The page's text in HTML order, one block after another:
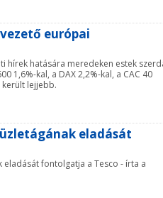
európai
hírek hatására meredeken estek
1,6%-kal, a DAX 2,2%-kal, a CAC 40
került lejjebb.
eladását
fontolgatja a Tesco - írta a